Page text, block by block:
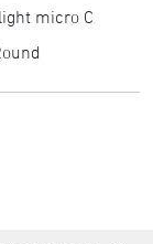
micro C